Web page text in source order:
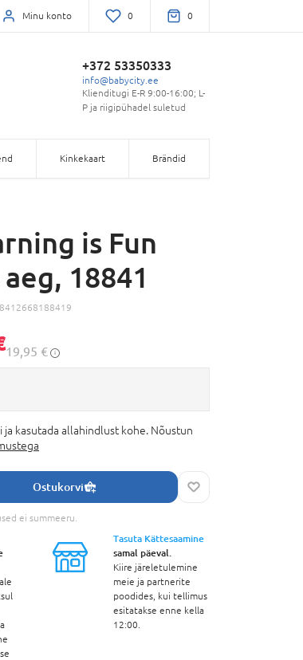
Minu konto 0 0
+372 53350333
info@babycity.ee
Klienditugi E-R 9:00-16:00; L-
P ja riigipühadel suletud
Kinkekaart Brändid
is Fun
18841
8412668188419
19,95 €
ja kasutada allahindlust kohe. Nõustun
Ostukorvi
ei summeeru.
Tasuta Kättesaamine
samal päeval.
Kiire järeletulemine
meie ja partnerite
poodides, kui tellimus
esitatakse enne kella
12:00.